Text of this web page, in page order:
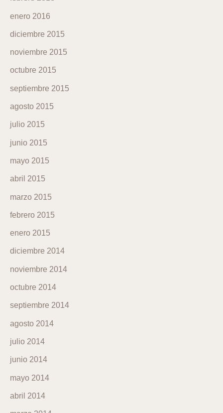
enero 2016
diciembre 2015
noviembre 2015
octubre 2015
septiembre 2015
agosto 2015
julio 2015
junio 2015
mayo 2015
abril 2015
marzo 2015
febrero 2015
enero 2015
diciembre 2014
noviembre 2014
octubre 2014
septiembre 2014
agosto 2014
julio 2014
junio 2014
mayo 2014
abril 2014